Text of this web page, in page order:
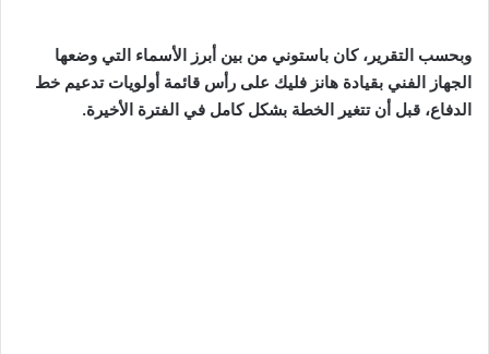
وبحسب التقرير، كان باستوني من بين أبرز الأسماء التي وضعها
الجهاز الفني بقيادة هانز فليك على رأس قائمة أولويات تدعيم خط
الدفاع، قبل أن تتغير الخطة بشكل كامل في الفترة الأخيرة.